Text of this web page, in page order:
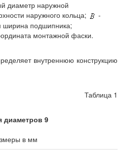
диаметр наружной
наружного кольца;
-
ширина подшипника;
монтажной фаски.
внутреннюю конструкцию
Таблица 1
диаметров 9
в мм